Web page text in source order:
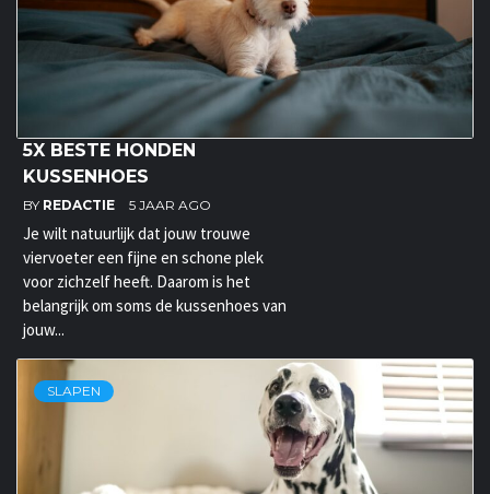
5X BESTE HONDEN
KUSSENHOES
BY REDACTIE 5 JAAR AGO
Je wilt natuurlijk dat jouw trouwe
viervoeter een fijne en schone plek
voor zichzelf heeft. Daarom is het
belangrijk om soms de kussenhoes van
jouw...
SLAPEN